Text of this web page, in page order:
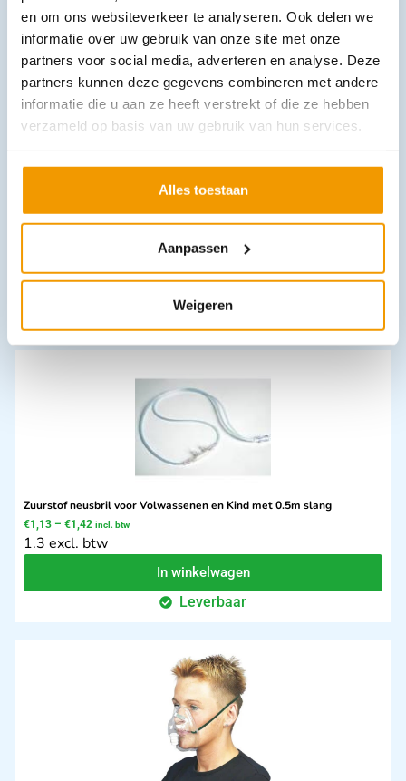
en om ons websiteverkeer te analyseren. Ook delen we
informatie over uw gebruik van onze site met onze
partners voor social media, adverteren en analyse. Deze
partners kunnen deze gegevens combineren met andere
informatie die u aan ze heeft verstrekt of die ze hebben
verzameld op basis van uw gebruik van hun services.
Alles toestaan
Aanpassen
Weigeren
Leverbaar
Skillguide Laerdal
In winkelwagen
Leverbaar
Zuurstof neusbril voor Volwassenen en Kind met 0.5m slang
€1,13 – €1,42 incl. btw
1.3 excl. btw
In winkelwagen
Leverbaar